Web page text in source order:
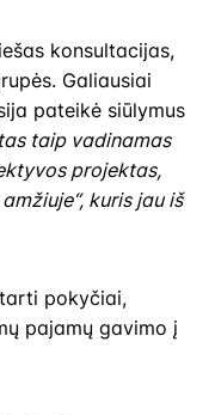
konsultacijas,
Galiausiai
pateikė siūlymus
taip vadinamas
projektas,
kuris jau iš
pokyčiai,
pajamų gavimo į